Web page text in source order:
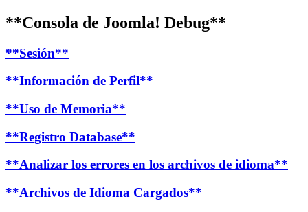
**Consola de Joomla! Debug**
**Sesión**
**Información de Perfil**
**Uso de Memoria**
**Registro Database**
**Analizar los errores en los archivos de idioma**
**Archivos de Idioma Cargados**